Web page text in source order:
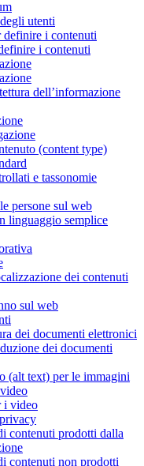
utenti
definire i contenuti
i contenuti
dell’informazione
(content type)
e tassonomie
persone sul web
linguaggio semplice
dei contenuti
sul web
dei documenti elettronici
dei documenti
(alt text) per le immagini
i video
contenuti prodotti dalla
contenuti non prodotti